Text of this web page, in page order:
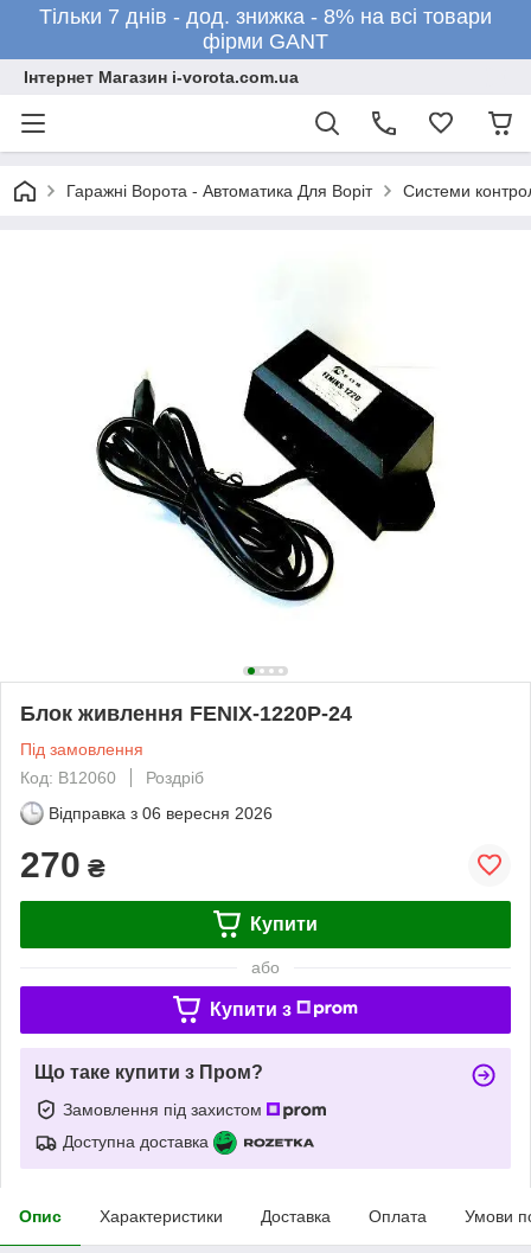
Тільки 7 днів - дод. знижка - 8% на всі товари
фірми GANT
Інтернет Магазин i-vorota.com.ua
Гаражні Ворота - Автоматика Для Воріт Системи
Блок живлення FENIX-1220Р-24
Під замовлення
Код: B12060
Роздріб
Відправка з 06 вересня 2026
270 ₴
Купити
або
Купити з
Що таке купити з Пром?
Замовлення під захистом
Доступна доставка
Опис Характеристики Доставка Оплата Умови